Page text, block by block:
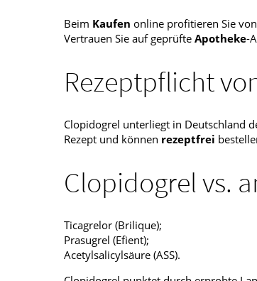
Beim Kaufen online profitieren Sie
Vertrauen Sie auf geprüfte Apotheke-
Rezeptpflicht
Clopidogrel unterliegt in Deutschland
Rezept und können rezeptfrei
Clopidogrel vs.
Ticagrelor (Brilique);
Prasugrel (Efient);
Acetylsalicylsäure (ASS).